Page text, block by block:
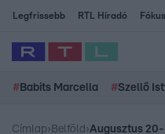
Legfrissebb RTL Híradó
# Babits Marcella #Szellő
Címlap› Belföld ›